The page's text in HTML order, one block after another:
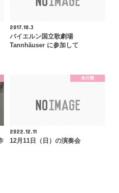
2017.10.3
バイエルン国立歌劇場
Tannhäuser に参加して
未分類
2022.12.11
12月11日（日）の演奏会